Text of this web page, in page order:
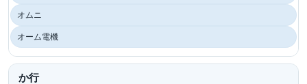
オムニ
オーム電機
か行